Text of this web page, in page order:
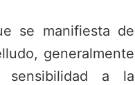
se manifiesta de
generalmente
a la